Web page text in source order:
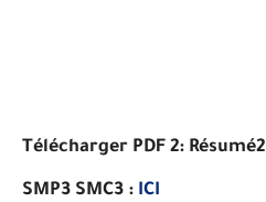
Télécharger PDF 2:
SMP3 SMC3 : ICI